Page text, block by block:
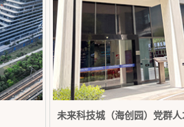
未来科技城（海创园）党群